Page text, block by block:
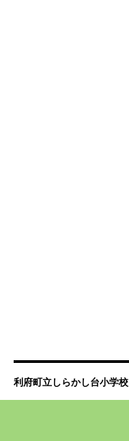
利府町立しらかし台小学校